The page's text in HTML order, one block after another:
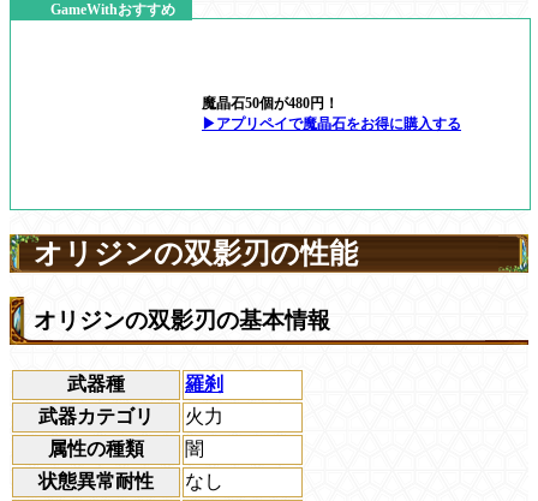
GameWithおすすめ
魔晶石50個が480円！
▶アプリペイで魔晶石をお得に購入する
オリジンの双影刃の性能
オリジンの双影刃の基本情報
武器種
羅刹
武器カテゴリ
火力
属性の種類
闇
状態異常耐性
なし